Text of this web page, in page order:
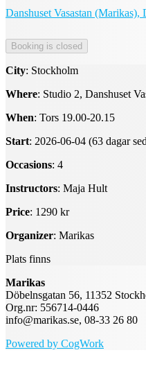
Danshuset Vasastan
City: Stockholm
Where: Studio 2, Danshuset
When: Tors 19.00-20.15
Start: 2026-06-04 (63 dagar
Occasions: 4
Instructors: Maja Hult
Price: 1290 kr
Organizer: Marikas
Plats finns
Marikas
Döbelnsgatan 56, 11352
Org.nr: 556714-0446
info@marikas.se, 08-33 26 80
Powered by CogWork